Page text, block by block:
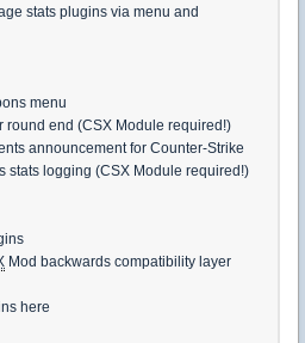
stats plugins via menu and
menu
round end (CSX Module required!)
announcement for Counter-Strike
stats logging (CSX Module required!)
Mod backwards compatibility layer
here